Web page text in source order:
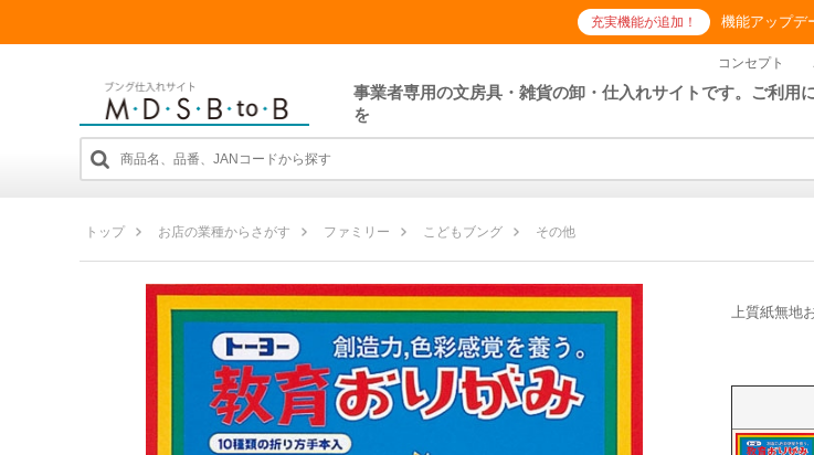
充実機能が追加！ 機能アップデ
コンセプト
事業者専用の文房具・雑貨の卸・仕入れサイトです。ご利用
を
トップ お店の業種からさがす ファミリー こどもブング その他
上質紙無地